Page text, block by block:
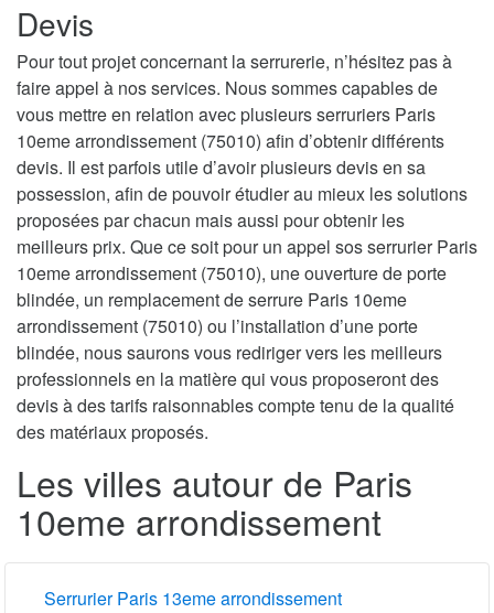
Devis
Pour tout projet concernant la serrurerie, n’hésitez pas à
faire appel à nos services. Nous sommes capables de
vous mettre en relation avec plusieurs serruriers Paris
10eme arrondissement (75010) afin d’obtenir différents
devis. Il est parfois utile d’avoir plusieurs devis en sa
possession, afin de pouvoir étudier au mieux les solutions
proposées par chacun mais aussi pour obtenir les
meilleurs prix. Que ce soit pour un appel sos serrurier Paris
10eme arrondissement (75010), une ouverture de porte
blindée, un remplacement de serrure Paris 10eme
arrondissement (75010) ou l’installation d’une porte
blindée, nous saurons vous rediriger vers les meilleurs
professionnels en la matière qui vous proposeront des
devis à des tarifs raisonnables compte tenu de la qualité
des matériaux proposés.
Les villes autour de Paris
10eme arrondissement
Serrurier Paris 13eme arrondissement